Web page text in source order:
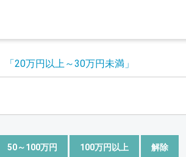
「20万円以上～30万円未満」
50～100万円 100万円以上 解除